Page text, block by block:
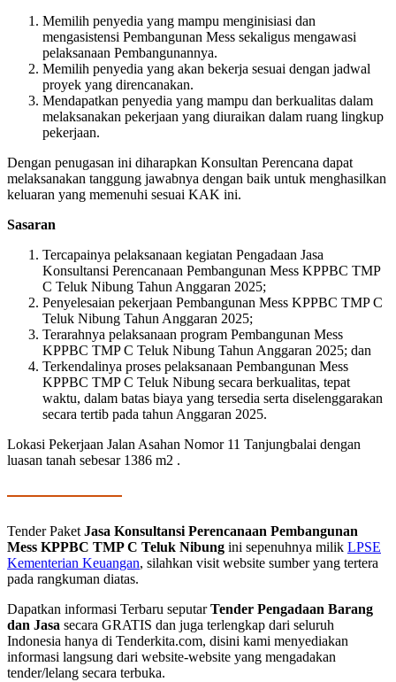
Memilih penyedia yang mampu menginisiasi dan
mengasistensi Pembangunan Mess sekaligus mengawasi
pelaksanaan Pembangunannya.
Memilih penyedia yang akan bekerja sesuai dengan jadwal
proyek yang direncanakan.
Mendapatkan penyedia yang mampu dan berkualitas dalam
melaksanakan pekerjaan yang diuraikan dalam ruang lingkup
pekerjaan.
Dengan penugasan ini diharapkan Konsultan Perencana dapat
melaksanakan tanggung jawabnya dengan baik untuk menghasilkan
keluaran yang memenuhi sesuai KAK ini.
Sasaran
Tercapainya pelaksanaan kegiatan Pengadaan Jasa
Konsultansi Perencanaan Pembangunan Mess KPPBC TMP
C Teluk Nibung Tahun Anggaran 2025;
Penyelesaian pekerjaan Pembangunan Mess KPPBC TMP C
Teluk Nibung Tahun Anggaran 2025;
Terarahnya pelaksanaan program Pembangunan Mess
KPPBC TMP C Teluk Nibung Tahun Anggaran 2025; dan
Terkendalinya proses pelaksanaan Pembangunan Mess
KPPBC TMP C Teluk Nibung secara berkualitas, tepat
waktu, dalam batas biaya yang tersedia serta diselenggarakan
secara tertib pada tahun Anggaran 2025.
Lokasi Pekerjaan Jalan Asahan Nomor 11 Tanjungbalai dengan
luasan tanah sebesar 1386 m2 .
Tender Paket Jasa Konsultansi Perencanaan Pembangunan
Mess KPPBC TMP C Teluk Nibung ini sepenuhnya milik LPSE
Kementerian Keuangan, silahkan visit website sumber yang tertera
pada rangkuman diatas.
Dapatkan informasi Terbaru seputarTender Pengadaan Barang
dan Jasa secara GRATIS dan juga terlengkap dari seluruh
Indonesia hanya di Tenderkita.com, disini kami menyediakan
informasi langsung dari website-website yang mengadakan
tender/lelang secara terbuka.